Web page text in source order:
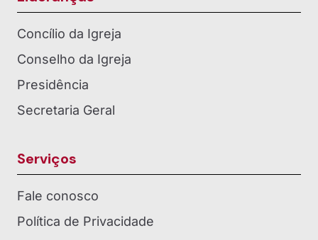
Concílio da Igreja
Conselho da Igreja
Presidência
Secretaria Geral
Serviços
Fale conosco
Política de Privacidade